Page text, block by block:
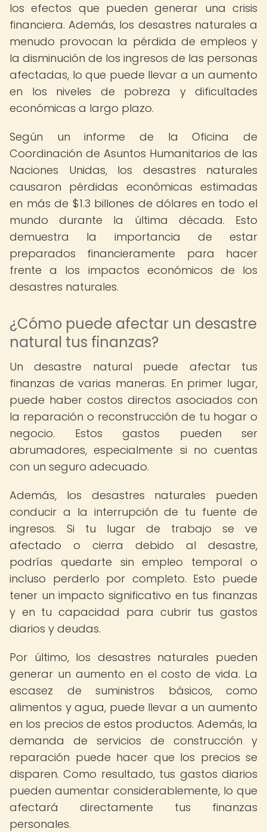
los efectos que pueden generar una crisis
financiera. Además, los desastres naturales a
menudo provocan la pérdida de empleos y
la disminución de los ingresos de las personas
afectadas, lo que puede llevar a un aumento
en los niveles de pobreza y dificultades
económicas a largo plazo.
Según un informe de la Oficina de
Coordinación de Asuntos Humanitarios de las
Naciones Unidas, los desastres naturales
causaron pérdidas económicas estimadas
en más de $1.3 billones de dólares en todo el
mundo durante la última década. Esto
demuestra la importancia de estar
preparados financieramente para hacer
frente a los impactos económicos de los
desastres naturales.
¿Cómo puede afectar un desastre
natural tus finanzas?
Un desastre natural puede afectar tus
finanzas de varias maneras. En primer lugar,
puede haber costos directos asociados con
la reparación o reconstrucción de tu hogar o
negocio. Estos gastos pueden ser
abrumadores, especialmente si no cuentas
con un seguro adecuado.
Además, los desastres naturales pueden
conducir a la interrupción de tu fuente de
ingresos. Si tu lugar de trabajo se ve
afectado o cierra debido al desastre,
podrías quedarte sin empleo temporal o
incluso perderlo por completo. Esto puede
tener un impacto significativo en tus finanzas
y en tu capacidad para cubrir tus gastos
diarios y deudas.
Por último, los desastres naturales pueden
generar un aumento en el costo de vida. La
escasez de suministros básicos, como
alimentos y agua, puede llevar a un aumento
en los precios de estos productos. Además, la
demanda de servicios de construcción y
reparación puede hacer que los precios se
disparen. Como resultado, tus gastos diarios
pueden aumentar considerablemente, lo que
afectará directamente tus finanzas
personales.